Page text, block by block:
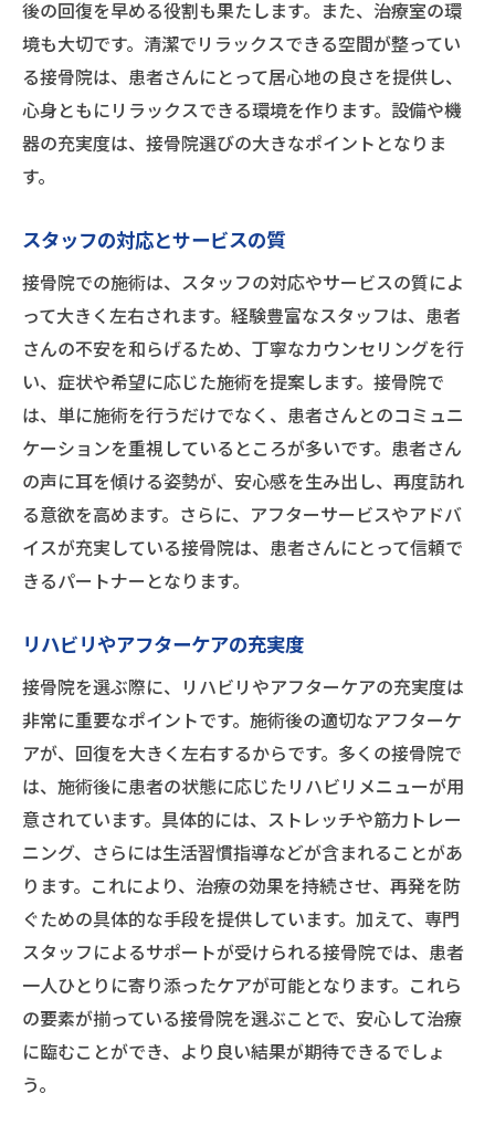
後の回復を早める役割も果たします。また、治療室の環
境も大切です。清潔でリラックスできる空間が整ってい
る接骨院は、患者さんにとって居心地の良さを提供し、
心身ともにリラックスできる環境を作ります。設備や機
器の充実度は、接骨院選びの大きなポイントとなりま
す。
スタッフの対応とサービスの質
接骨院での施術は、スタッフの対応やサービスの質によ
って大きく左右されます。経験豊富なスタッフは、患者
さんの不安を和らげるため、丁寧なカウンセリングを行
い、症状や希望に応じた施術を提案します。接骨院で
は、単に施術を行うだけでなく、患者さんとのコミュニ
ケーションを重視しているところが多いです。患者さん
の声に耳を傾ける姿勢が、安心感を生み出し、再度訪れ
る意欲を高めます。さらに、アフターサービスやアドバ
イスが充実している接骨院は、患者さんにとって信頼で
きるパートナーとなります。
リハビリやアフターケアの充実度
接骨院を選ぶ際に、リハビリやアフターケアの充実度は
非常に重要なポイントです。施術後の適切なアフターケ
アが、回復を大きく左右するからです。多くの接骨院で
は、施術後に患者の状態に応じたリハビリメニューが用
意されています。具体的には、ストレッチや筋力トレー
ニング、さらには生活習慣指導などが含まれることがあ
ります。これにより、治療の効果を持続させ、再発を防
ぐための具体的な手段を提供しています。加えて、専門
スタッフによるサポートが受けられる接骨院では、患者
一人ひとりに寄り添ったケアが可能となります。これら
の要素が揃っている接骨院を選ぶことで、安心して治療
に臨むことができ、より良い結果が期待できるでしょ
う。